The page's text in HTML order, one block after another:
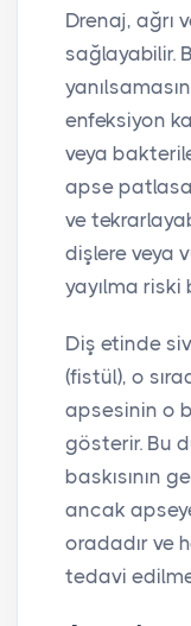
Drenaj, ağrı
sağlayabilir.
enfeksiyon
veya
apse
ve
dişlere veya
yayılma riski
Diş etinde
(fistül), o
apsesinin o
gösterir. Bu
baskısının
ancak
oradadır ve
tedavi